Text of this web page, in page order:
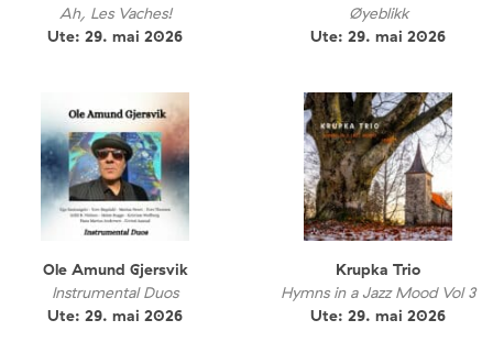
Ah, Les Vaches!
Ute: 29. mai 2026
Øyeblikk
Ute: 29. mai 2026
Ole Amund Gjersvik
Instrumental Duos
Ute: 29. mai 2026
Krupka Trio
Hymns in a Jazz Mood Vol 3
Ute: 29. mai 2026